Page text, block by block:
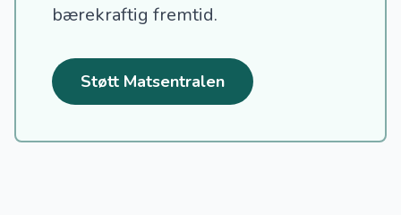
bærekraftig fremtid.
Støtt Matsentralen